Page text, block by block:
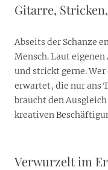
Gitarre,
Abseits der Schanze
Mensch. Laut
und strickt gerne.
erwartet, die nur ans
braucht den
kreativen
Verwurzelt im